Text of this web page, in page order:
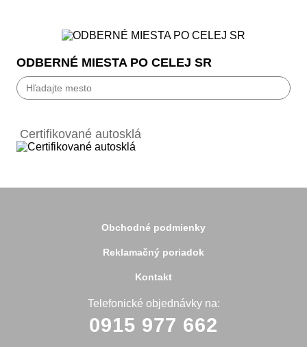
ODBERNÉ MIESTA PO CELEJ SR
Bardejov
Beluša
Čadca
Certifikované autosklá
Obchodné podmienky
Reklamačný poriadok
Kontakt
Telefonické objednávky na:
0915 977 662